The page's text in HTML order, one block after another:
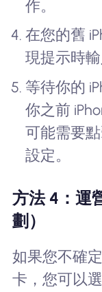
作。
在您的舊
現提示時
等待你的
你之前
可能需要
設定。
方法 4：運
劃）
如果您不確
卡，您可以